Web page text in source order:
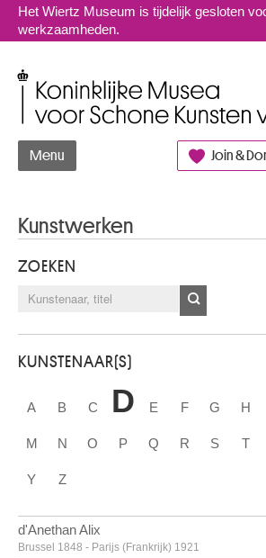
Naar
Het Wiertz Museum is tijdelijk gesloten
werkzaamheden.
Menu Join &
Kunstwerken
ZOEKEN
KUNSTENAAR(S)
A B C D E F G H
M N O P Q R S T
Y Z
d'Anethan Alix
Brussel 1848 - Parijs (Frankrijk) 1921